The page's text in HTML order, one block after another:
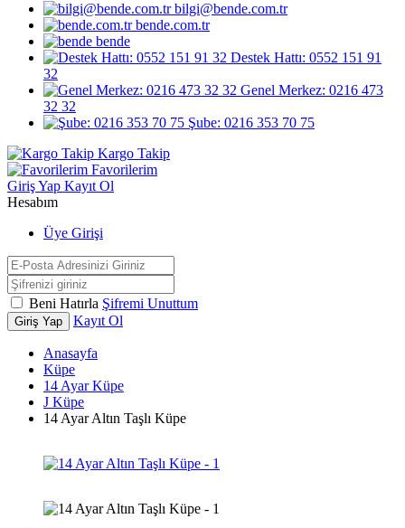
bilgi@bende.com.tr
bende.com.tr
bende
Destek Hattı: 0552 151 91
32
Genel Merkez: 0216 473
32 32
Şube: 0216 353 70 75
Kargo Takip
Favorilerim
Giriş Yap Kayıt Ol
Hesabım
Üye Girişi
Beni Hatırla Şifremi Unuttum
Giriş Yap Kayıt Ol
Anasayfa
Küpe
14 Ayar Küpe
J Küpe
14 Ayar Altın Taşlı Küpe